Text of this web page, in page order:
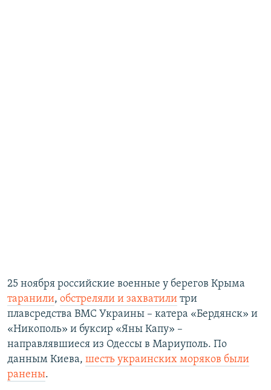
25 ноября российские военные у берегов Крыма
таранили, обстреляли и захватили три
плавсредства ВМС Украины – катера «Бердянск» и
«Никополь» и буксир «Яны Капу» –
направлявшиеся из Одессы в Мариуполь. По
данным Киева, шесть украинских моряков были
ранены.